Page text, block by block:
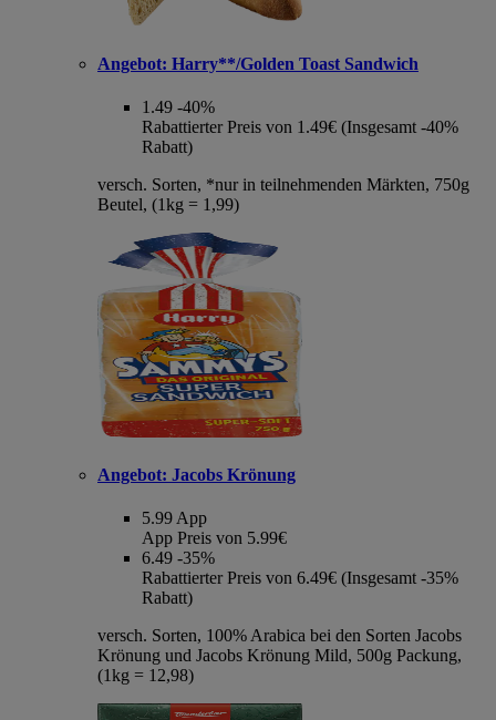
Angebot: Harry**/Golden Toast Sandwich
1.49 -40%
Rabattierter Preis von 1.49€ (Insgesamt -40%
Rabatt)
versch. Sorten, *nur in teilnehmenden Märkten, 750g
Beutel, (1kg = 1,99)
Angebot: Jacobs Krönung
5.99App
App Preis von 5.99€
6.49 -35%
Rabattierter Preis von 6.49€ (Insgesamt -35%
Rabatt)
versch. Sorten, 100% Arabica bei den Sorten Jacobs
Krönung und Jacobs Krönung Mild, 500g Packung,
(1kg = 12,98)